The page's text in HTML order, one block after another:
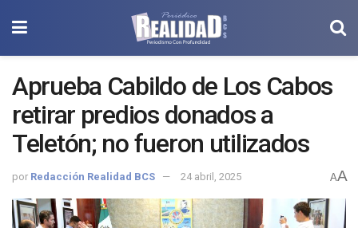
Aprueba Cabildo de Los Cabos
retirar predios donados a
Teletón; no fueron utilizados
por Redacción Realidad BCS 24 abril, 2025 AA